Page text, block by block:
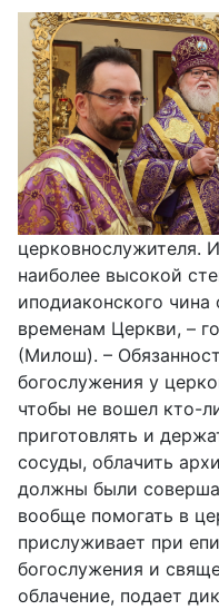
церковнослужителя.
наиболее высокой
иподиаконского
временам Церкви, –
(Милош). –
богослужения у
чтобы не вошел кто-
приготовлять и
сосуды, облачить
должны были
вообще помогать в
прислуживает при
богослужения и
облачение, подает